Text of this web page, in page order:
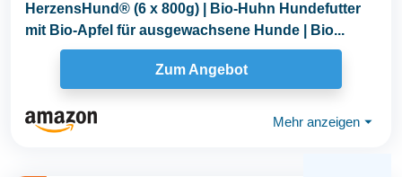
HerzensHund® (6 x 800g) | Bio-Huhn Hundefutter
mit Bio-Apfel für ausgewachsene Hunde | Bio...
Zum Angebot
Mehr anzeigen ⏷